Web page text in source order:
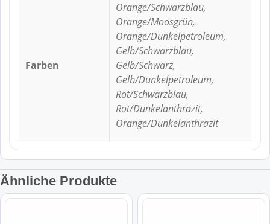
Farben
Orange/Schwarzblau,
Orange/Moosgrün,
Orange/Dunkelpetroleum,
Gelb/Schwarzblau,
Gelb/Schwarz,
Gelb/Dunkelpetroleum,
Rot/Schwarzblau,
Rot/Dunkelanthrazit,
Orange/Dunkelanthrazit
Ähnliche Produkte